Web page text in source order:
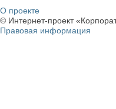
О проекте
© Интернет-проект
Правовая информация